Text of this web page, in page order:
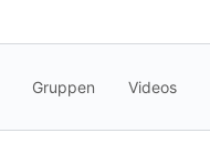
Gruppen Videos